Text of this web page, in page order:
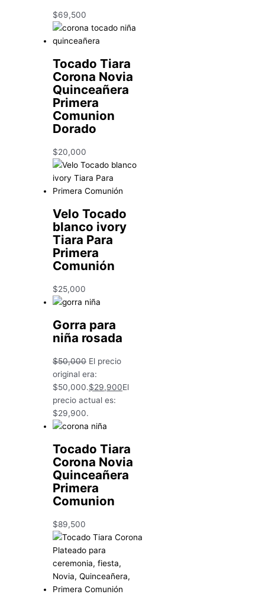
$69,500
Tocado Tiara
Corona Novia
Quinceañera
Primera
Comunion
Dorado
$20,000
Velo Tocado
blanco ivory
Tiara Para
Primera
Comunión
$25,000
Gorra para
niña rosada
$50,000 El precio
original era:
$50,000.$29,900El
precio actual es:
$29,900.
Tocado Tiara
Corona Novia
Quinceañera
Primera
Comunion
$89,500